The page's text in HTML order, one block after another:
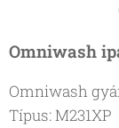
Omniwash
Omniwash
Típus: M231XP